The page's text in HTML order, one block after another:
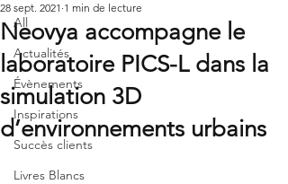
All
Actualités
Évènements
Inspirations
Succès clients
Livres Blancs
Neovya accompagne le
laboratoire PICS-L dans la
simulation 3D
d’environnements urbains
28 sept. 2021 1 min de lecture